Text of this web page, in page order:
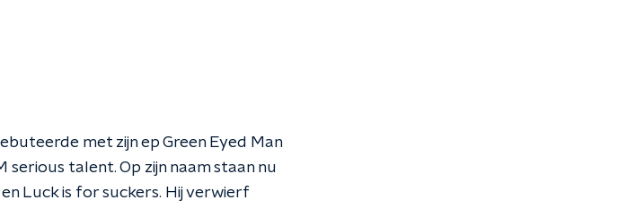
met zijn ep Green Eyed Man
talent. Op zijn naam staan nu
Luck is for suckers. Hij verwierf